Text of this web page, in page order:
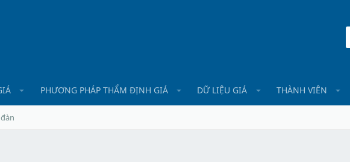
PHƯƠNG PHÁP THẨM ĐỊNH GIÁ DỮ LIỆU GIÁ THÀNH VIÊN